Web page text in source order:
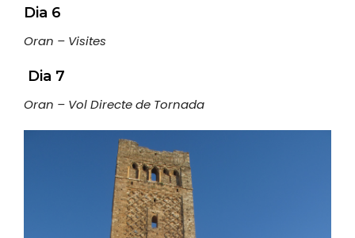
Dia 6
Oran – Visites
Dia 7
Oran – Vol Directe de Tornada